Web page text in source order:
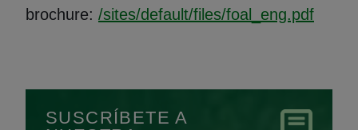
brochure: /sites/default/files/foal_eng.pdf(Abre
SUSCRÍBETE A